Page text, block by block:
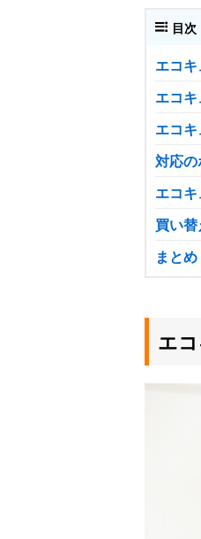
目次
エコ
エコ
エコ
対応の
エコ
買い
まとめ
エ